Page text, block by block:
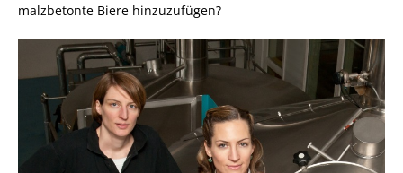
malzbetonte Biere hinzuzufügen?